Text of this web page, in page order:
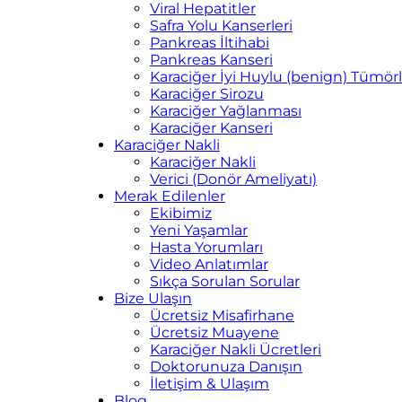
Viral Hepatitler
Safra Yolu Kanserleri
Pankreas İltihabi
Pankreas Kanseri
Karaciğer İyi Huylu (benign)
Karaciğer Sirozu
Karaciğer Yağlanması
Karaciğer Kanseri
Karaciğer Nakli
Karaciğer Nakli
Verici (Donör Ameliyatı)
Merak Edilenler
Ekibimiz
Yeni Yaşamlar
Hasta Yorumları
Video Anlatımlar
Sıkça Sorulan Sorular
Bize Ulaşın
Ücretsiz Misafirhane
Ücretsiz Muayene
Karaciğer Nakli Ücretleri
Doktorunuza Danışın
İletişim & Ulaşım